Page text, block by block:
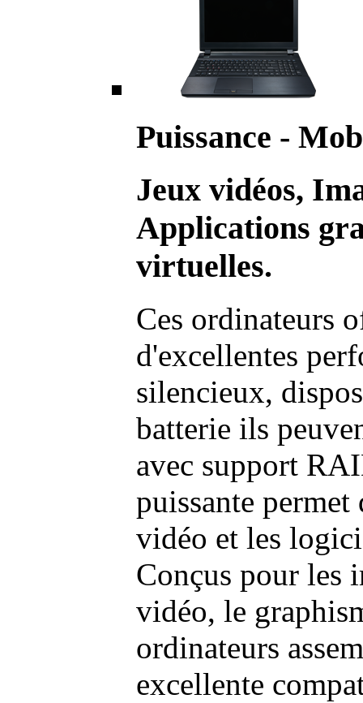
Puissance -
Jeux vidéos,
Applications
virtuelles.
Ces ordinateurs
d'excellentes
silencieux,
batterie ils
avec support
puissante permet
vidéo et les
Conçus pour les
vidéo, le
ordinateurs
excellente